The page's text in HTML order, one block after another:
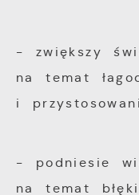
- zwiększy
na temat
i
- podniesie
na temat